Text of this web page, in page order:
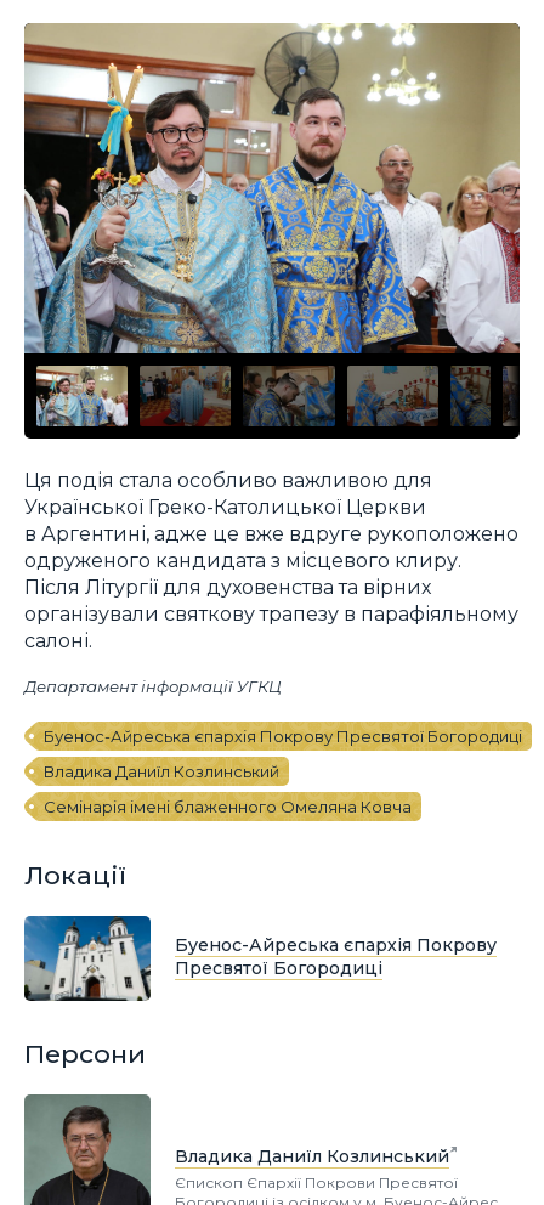
Ця подія стала особливо важливою для
Української Греко-Католицької Церкви
в Аргентині, адже це вже вдруге рукоположено
одруженого кандидата з місцевого клиру.
Після Літургії для духовенства та вірних
організували святкову трапезу в парафіяльному
салоні.
Департамент інформації УГКЦ
Буенос-Айреська єпархія Покрову Пресвятої Богородиці
Владика Даниїл Козлинський
Семінарія імені блаженного Омеляна Ковча
Локації
Буенос-Айреська єпархія Покрову
Пресвятої Богородиці
Персони
Владика Даниїл Козлинський
Єпископ Єпархії Покрови Пресвятої